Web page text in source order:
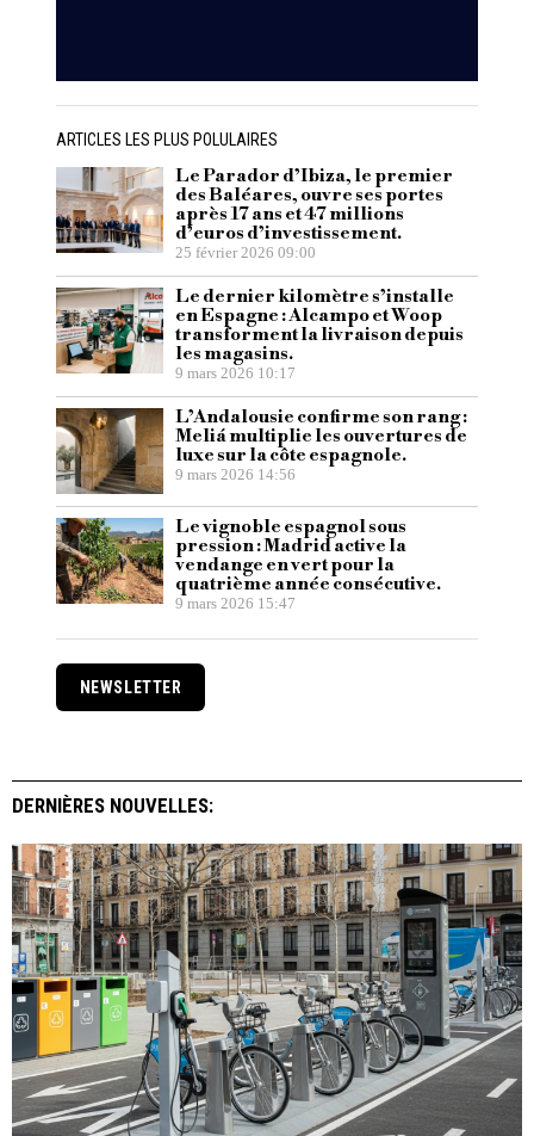
ARTICLES LES PLUS POLULAIRES
Le Parador d’Ibiza, le premier
des Baléares, ouvre ses portes
après 17 ans et 47 millions
d’euros d’investissement.
25 février 2026 09:00
Le dernier kilomètre s’installe
en Espagne : Alcampo et Woop
transforment la livraison depuis
les magasins.
9 mars 2026 10:17
L’Andalousie confirme son rang :
Meliá multiplie les ouvertures de
luxe sur la côte espagnole.
9 mars 2026 14:56
Le vignoble espagnol sous
pression : Madrid active la
vendange en vert pour la
quatrième année consécutive.
9 mars 2026 15:47
NEWSLETTER
DERNIÈRES NOUVELLES: